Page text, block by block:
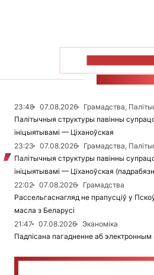
23:48 07.08.2026
Грамадства,
Палітычныя структуры павінны
ініцыятывамі — Ціханоўская
23:23
07.08.2026
Грамадства,
Палітычныя структуры павінны
ініцыятывамі — Ціханоўская
22:02
07.08.2026
Грамадства
Рассельгаснагляд не прапусціў у
масла з Беларусі
21:47
07.08.2026
Эканоміка
Падпісана пагадненне аб электронным